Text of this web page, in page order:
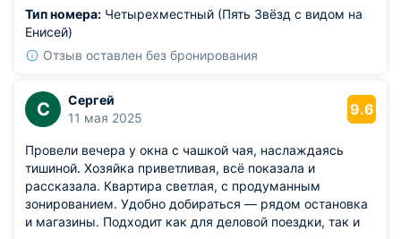
Тип номера: Четырехместный (Пять Звёзд с видом на
Енисей)
Отзыв оставлен без бронирования
С
Сергей
11 мая 2025
9.6
Провели вечера у окна с чашкой чая, наслаждаясь
тишиной. Хозяйка приветливая, всё показала и
рассказала. Квартира светлая, с продуманным
зонированием. Удобно добираться — рядом остановка
и магазины. Подходит как для деловой поездки, так и